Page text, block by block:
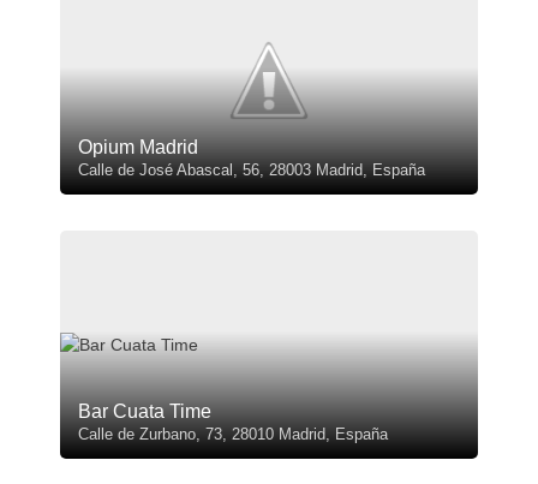
Opium Madrid
Calle de José Abascal, 56, 28003 Madrid, España
Bar Cuata Time
Calle de Zurbano, 73, 28010 Madrid, España